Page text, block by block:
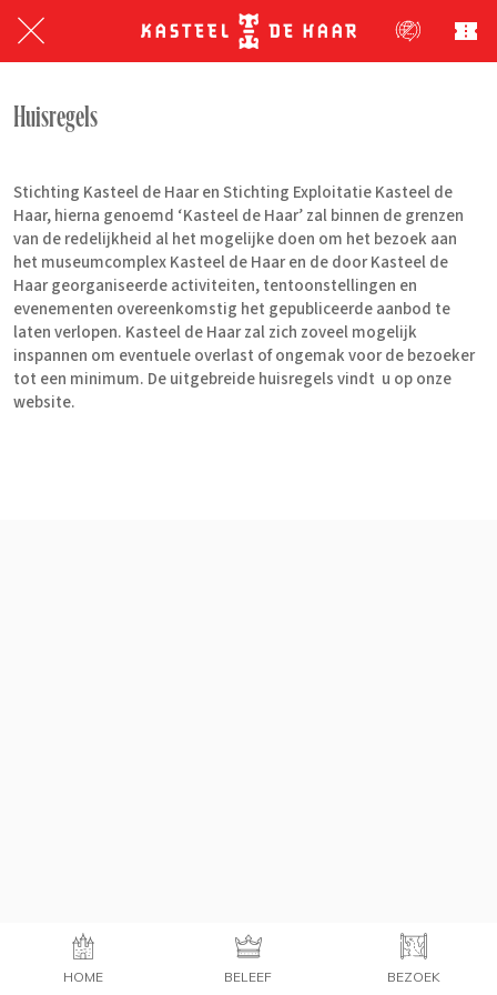
Huisregels
Stichting Kasteel de Haar en Stichting Exploitatie Kasteel de
Haar, hierna genoemd ‘Kasteel de Haar’ zal binnen de grenzen
van de redelijkheid al het mogelijke doen om het bezoek aan
het museumcomplex Kasteel de Haar en de door Kasteel de
Haar georganiseerde activiteiten, tentoonstellingen en
evenementen overeenkomstig het gepubliceerde aanbod te
laten verlopen. Kasteel de Haar zal zich zoveel mogelijk
inspannen om eventuele overlast of ongemak voor de bezoeker
tot een minimum. De uitgebreide huisregels vindt u op onze
website.
HOME BELEEF BEZOEK